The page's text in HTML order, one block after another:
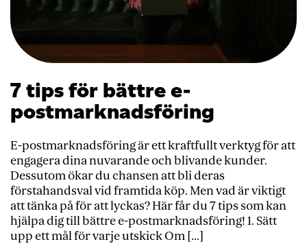
7 tips för bättre e-
postmarknadsföring
E-postmarknadsföring är ett kraftfullt verktyg för att
engagera dina nuvarande och blivande kunder.
Dessutom ökar du chansen att bli deras
förstahandsval vid framtida köp. Men vad är viktigt
att tänka på för att lyckas? Här får du 7 tips som kan
hjälpa dig till bättre e-postmarknadsföring! 1. Sätt
upp ett mål för varje utskick Om […]